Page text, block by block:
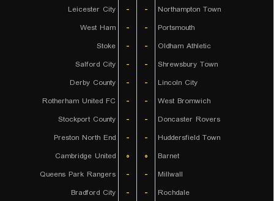
Leicester City
- -
Northampton Town
West Ham
- -
Portsmouth
Stoke
- -
Oldham Athletic
Salford City
- -
Shrewsbury Town
Derby County
- -
Lincoln City
Rotherham United FC
- -
West Bromwich
Stockport County
- -
Doncaster Rovers
Preston North End
- -
Huddersfield Town
Cambridge United
۰ ۰
Barnet
Queens Park Rangers
- -
Millwall
Bradford City
- - Rochdale